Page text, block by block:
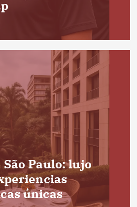
Paulo: lujo
únicas